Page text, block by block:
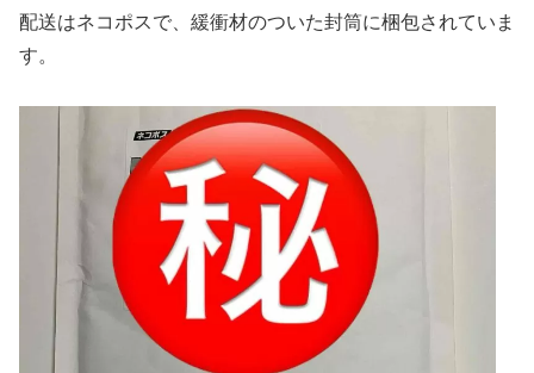
配送はネコポスで、緩衝材のついた封筒に梱包されていま
す。